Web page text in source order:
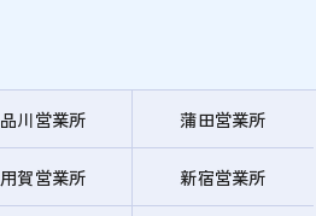
品川営業所 蒲田営業所
用賀営業所 新宿営業所